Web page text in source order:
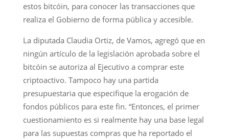
estos bitcóin, para conocer las transacciones que
realiza el Gobierno de forma pública y accesible.
La diputada Claudia Ortiz, de Vamos, agregó que en
ningún artículo de la legislación aprobada sobre el
bitcóin se autoriza al Ejecutivo a comprar este
criptoactivo. Tampoco hay una partida
presupuestaria que especifique la erogación de
fondos públicos para este fin. “Entonces, el primer
cuestionamiento es si realmente hay una base legal
para las supuestas compras que ha reportado el